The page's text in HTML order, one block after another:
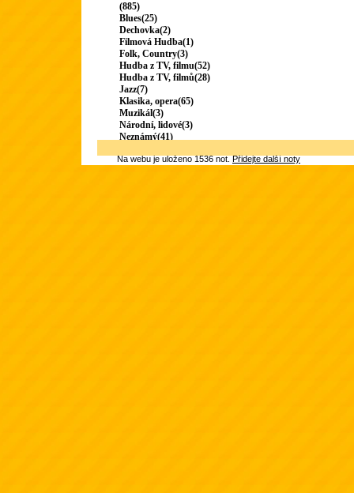
(885)
Blues(25)
Dechovka(2)
Filmová Hudba(1)
Folk, Country(3)
Hudba z TV, filmu(52)
Hudba z TV, filmů(28)
Jazz(7)
Klasika, opera(65)
Muzikál(3)
Národní, lidové(3)
Neznámý(41)
Na webu je uloženo 1536 not.Přidejte další noty